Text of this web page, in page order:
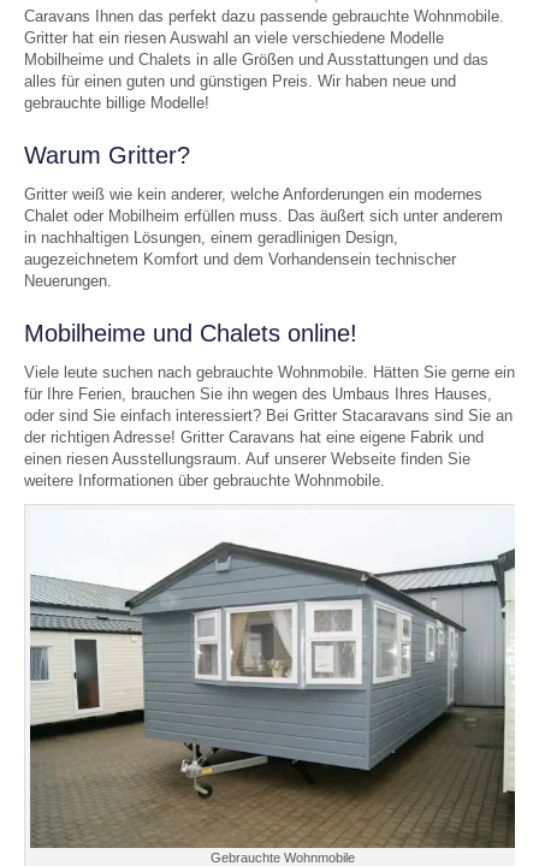
Caravans Ihnen das perfekt dazu passende gebrauchte Wohnmobile.
Gritter hat ein riesen Auswahl an viele verschiedene Modelle
Mobilheime und Chalets in alle Größen und Ausstattungen und das
alles für einen guten und günstigen Preis. Wir haben neue und
gebrauchte billige Modelle!
Warum Gritter?
Gritter weiß wie kein anderer, welche Anforderungen ein modernes
Chalet oder Mobilheim erfüllen muss. Das äußert sich unter anderem
in nachhaltigen Lösungen, einem geradlinigen Design,
augezeichnetem Komfort und dem Vorhandensein technischer
Neuerungen.
Mobilheime und Chalets online!
Viele leute suchen nach gebrauchte Wohnmobile. Hätten Sie gerne ein
für Ihre Ferien, brauchen Sie ihn wegen des Umbaus Ihres Hauses,
oder sind Sie einfach interessiert? Bei Gritter Stacaravans sind Sie an
der richtigen Adresse! Gritter Caravans hat eine eigene Fabrik und
einen riesen Ausstellungsraum. Auf unserer Webseite finden Sie
weitere Informationen über gebrauchte Wohnmobile.
Gebrauchte Wohnmobile